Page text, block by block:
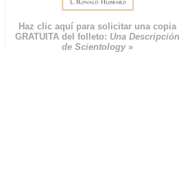
Haz clic aquí para solicitar una copia
GRATUITA del folleto: Una
de Scientology»